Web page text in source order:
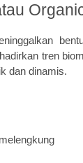
tren
dan dinamis.